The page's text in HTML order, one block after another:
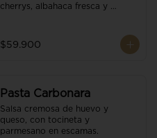
cherrys, albahaca fresca y
$59.900
Pasta Carbonara
Salsa cremosa de huevo y
queso, con tocineta y
parmesano en escamas.